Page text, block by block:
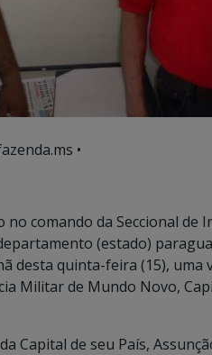
•
comando da Seccional de
(estado)
desta quinta-feira (15), uma
Militar de Mundo Novo,
Capital de seu País,